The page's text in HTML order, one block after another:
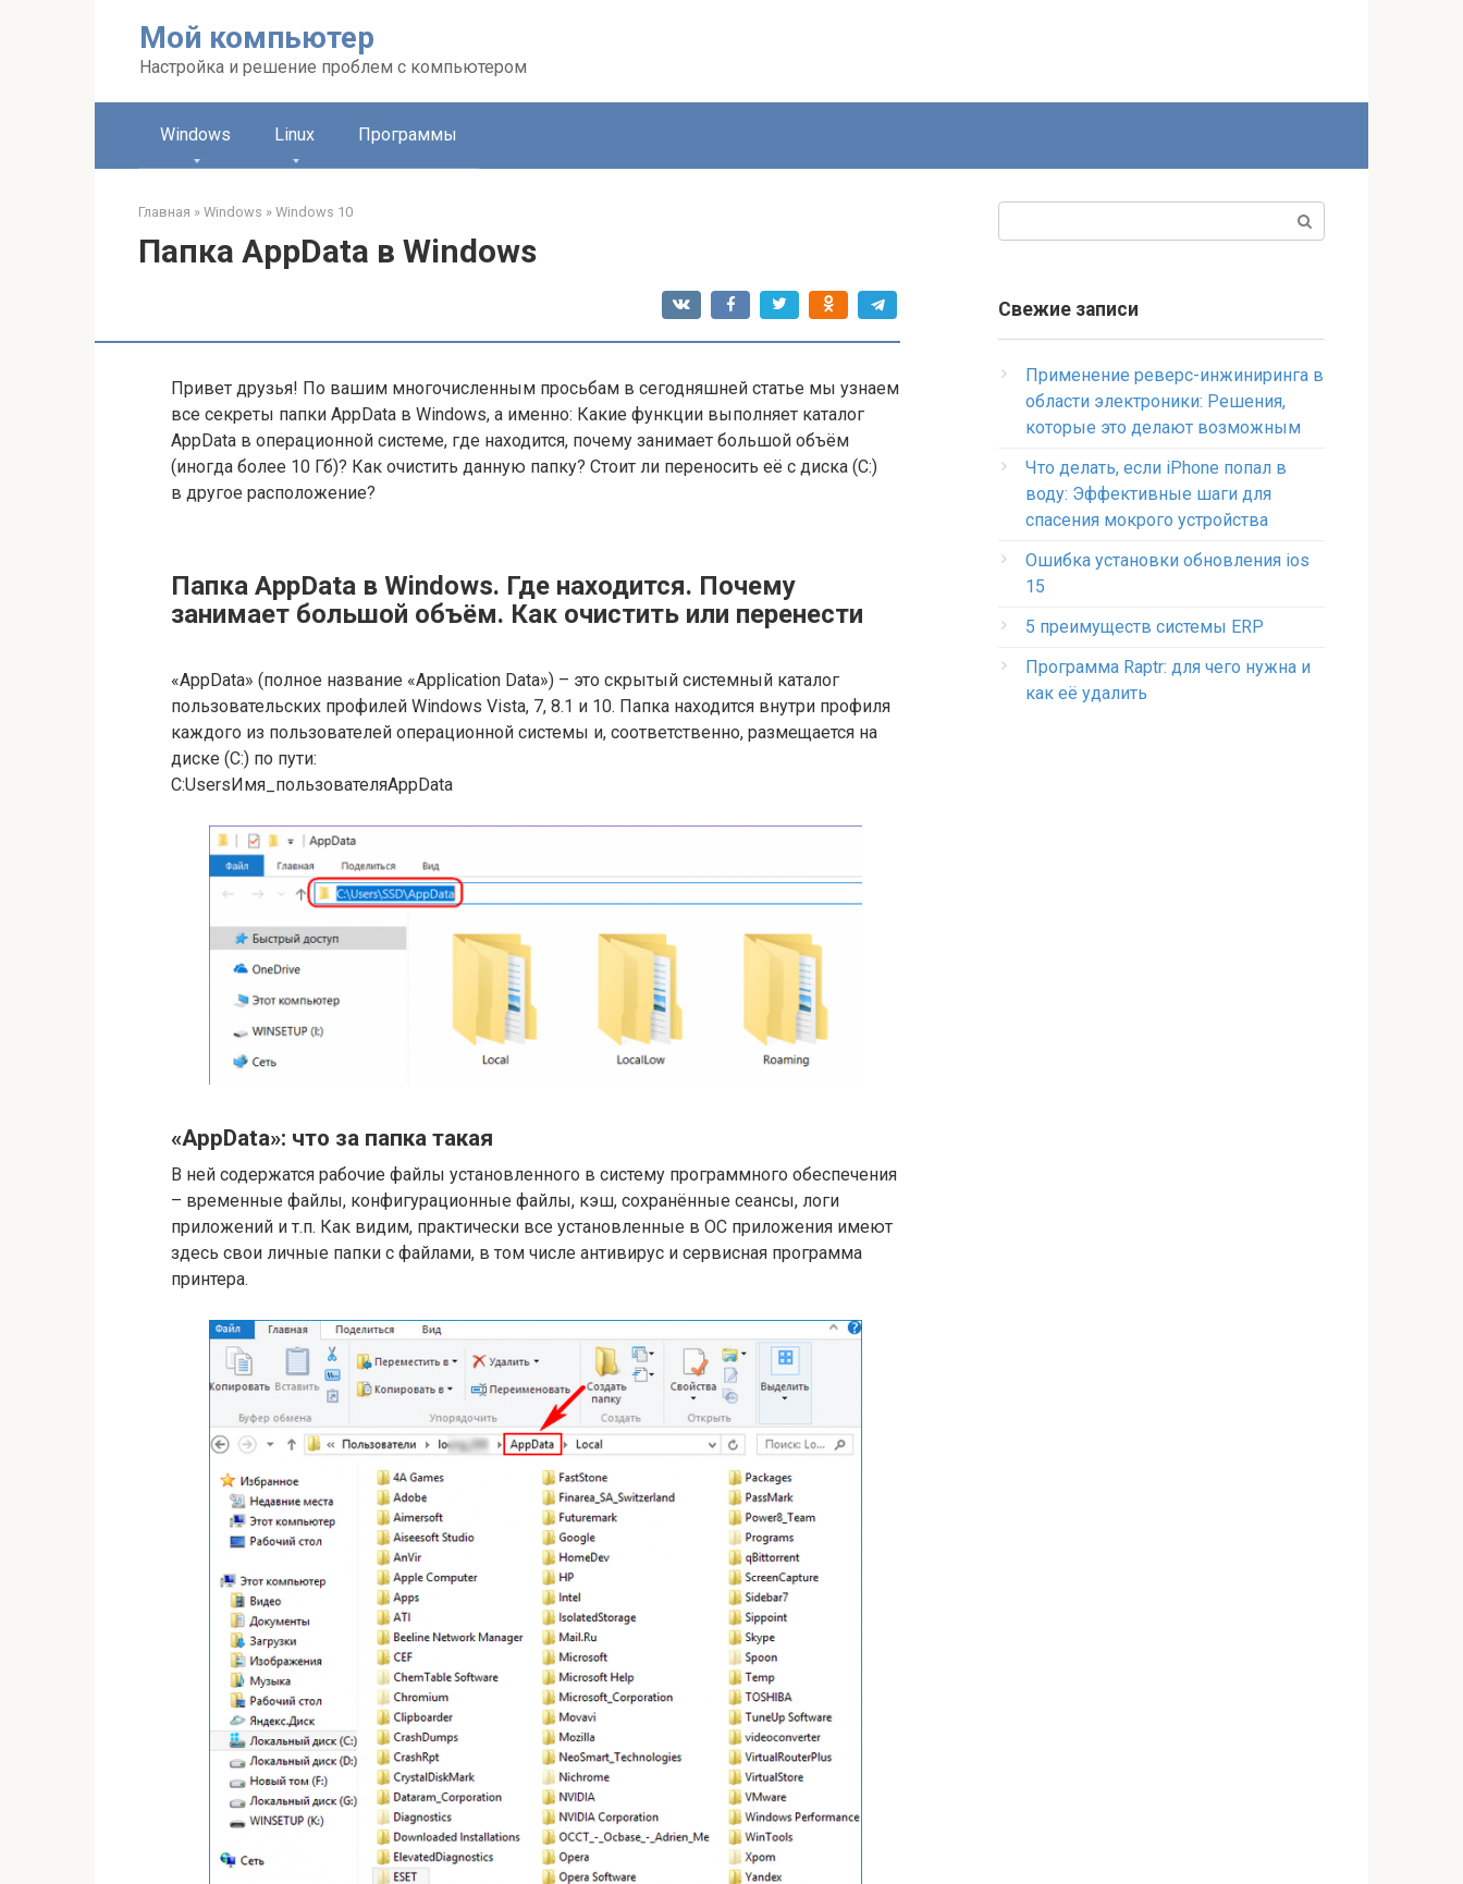
Мой компьютер
Настройка и решение проблем с компьютером
Windows Linux Программы
Главная » Windows » Windows 10
Папка AppData в Windows
Привет друзья! По вашим многочисленным просьбам в сегодняшней статье мы узнаем
все секреты папки AppData в Windows, а именно: Какие функции выполняет каталог
AppData в операционной системе, где находится, почему занимает большой объём
(иногда более 10 Гб)? Как очистить данную папку? Стоит ли переносить её с диска (C:)
в другое расположение?
Папка AppData в Windows. Где находится. Почему
занимает большой объём. Как очистить или перенести
«AppData» (полное название «Application Data») – это скрытый системный каталог
пользовательских профилей Windows Vista, 7, 8.1 и 10. Папка находится внутри профиля
каждого из пользователей операционной системы и, соответственно, размещается на
диске (C:) по пути:
C:UsersИмя_пользователяAppData
«AppData»: что за папка такая
В ней содержатся рабочие файлы установленного в систему программного обеспечения
– временные файлы, конфигурационные файлы, кэш, сохранённые сеансы, логи
приложений и т.п. Как видим, практически все установленные в ОС приложения имеют
здесь свои личные папки с файлами, в том числе антивирус и сервисная программа
принтера.
Свежие записи
Применение реверс-инжиниринга в
области электроники: Решения,
которые это делают возможным
Что делать, если iPhone попал в
воду: Эффективные шаги для
спасения мокрого устройства
Ошибка установки обновления ios
15
5 преимуществ системы ERP
Программа Raptr: для чего нужна и
как её удалить